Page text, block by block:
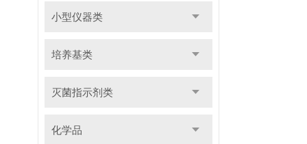
小型仪器类
培养基类
灭菌指示剂类
化学品